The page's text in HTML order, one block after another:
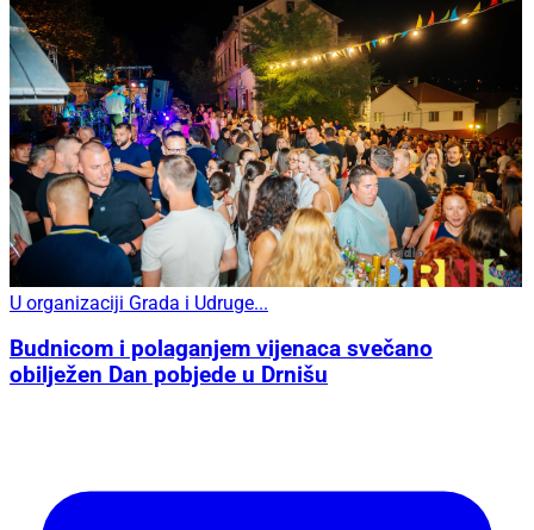
U organizaciji Grada i Udruge...
Budnicom i polaganjem vijenaca svečano
obilježen Dan pobjede u Drnišu